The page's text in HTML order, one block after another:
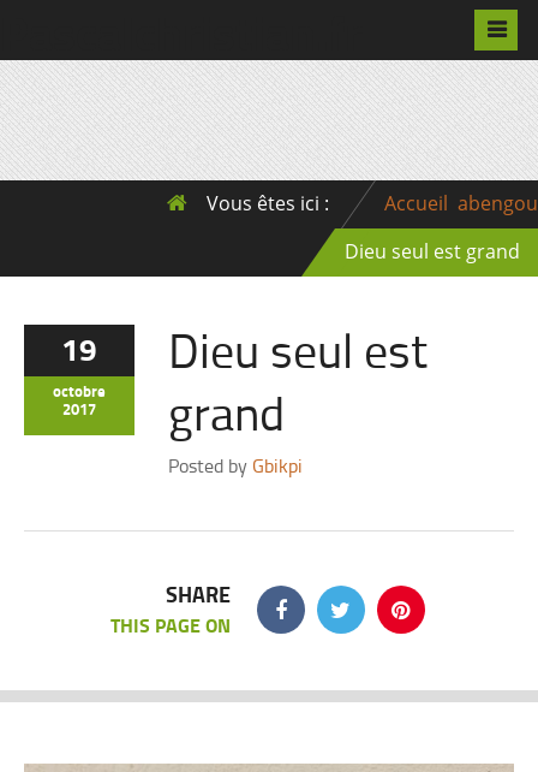
Vous êtes ici : Accueil abengou
Dieu seul est grand
19
octobre
2017
Dieu seul est
grand
Posted by Gbikpi
SHARE
THIS PAGE ON